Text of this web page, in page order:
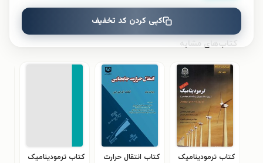
نظری برای کتاب ثبت نشده است.
کتاب‌های مشابه
کتاب ترمودینامیک
کتاب انتقال حرارت
کتاب ترمودینامیک
کپی کردن کد تخفیف